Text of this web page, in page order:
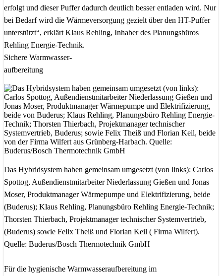
erfolgt und dieser Puffer dadurch deutlich besser entladen wird. Nur
bei Bedarf wird die Wärmeversorgung gezielt über den HT-Puffer
unterstützt“, erklärt Klaus Rehling, Inhaber des Planungsbüros
Rehling Energie-Technik.
Sichere Warmwasser-
aufbereitung
Das Hybridsystem haben gemeinsam umgesetzt (von links): Carlos
Spottog, Außendienstmitarbeiter Niederlassung Gießen und Jonas
Moser, Produktmanager Wärmepumpe und Elektrifizierung, beide
(Buderus); Klaus Rehling, Planungsbüro Rehling Energie-Technik;
Thorsten Thierbach, Projektmanager technischer Systemvertrieb,
(Buderus) sowie Felix Theiß und Florian Keil ( Firma Wilfert).
Quelle: Buderus/Bosch Thermotechnik GmbH
Für die hygienische Warmwasseraufbereitung im